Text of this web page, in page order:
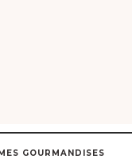
GOURMANDISES